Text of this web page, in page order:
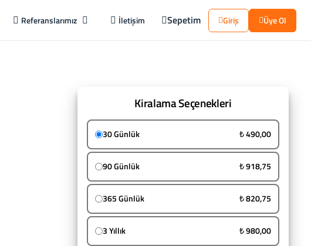
Referanslarımız İletişim Sepetim Giriş Üye Ol
Kiralama Seçenekleri
30 Günlük ₺ 490,00
90 Günlük ₺ 918,75
365 Günlük ₺ 820,75
3 Yıllık ₺ 980,00